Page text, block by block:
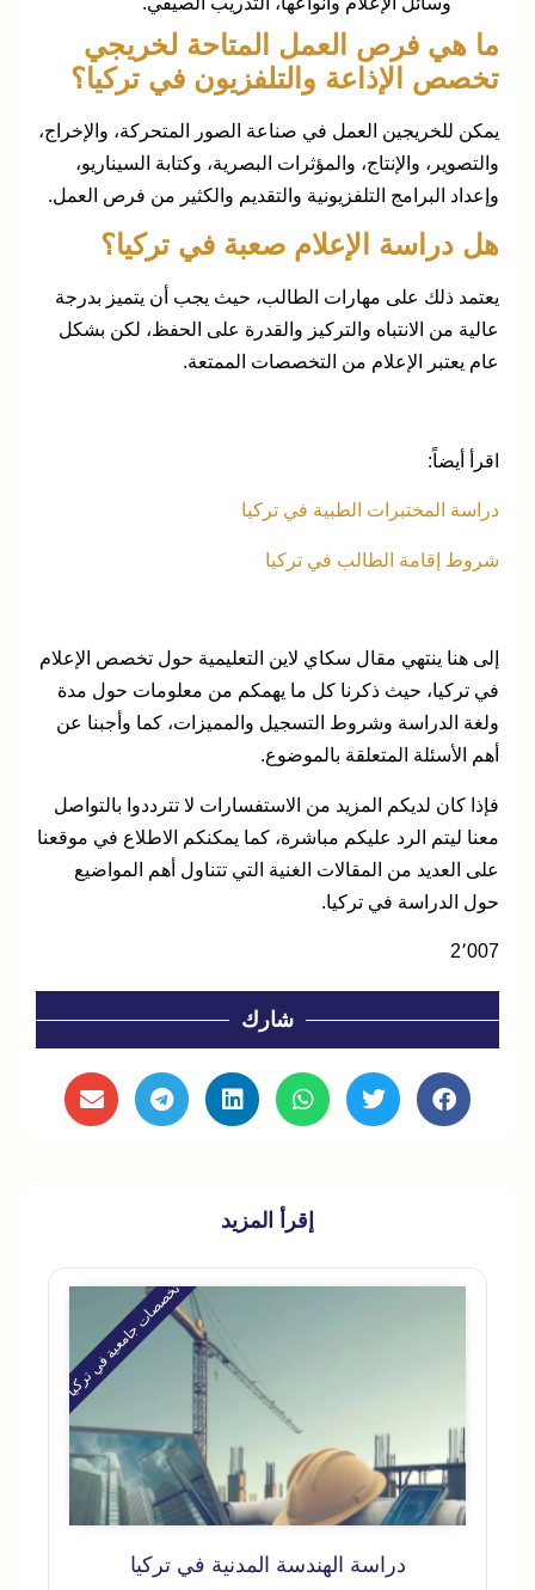
ما هي فرص العمل المتاحة لخريجي
تخصص الإذاعة والتلفزيون في تركيا؟
يمكن للخريجين العمل في صناعة الصور المتحركة، والإخراج،
والتصوير، والإنتاج، والمؤثرات البصرية، وكتابة السيناريو،
وإعداد البرامج التلفزيونية والتقديم والكثير من فرص العمل.
هل دراسة الإعلام صعبة في تركيا؟
يعتمد ذلك على مهارات الطالب، حيث يجب أن يتميز بدرجة
عالية من الانتباه والتركيز والقدرة على الحفظ، لكن بشكل
عام يعتبر الإعلام من التخصصات الممتعة.
اقرأ أيضاً:
دراسة المختبرات الطبية في تركيا
شروط إقامة الطالب في تركيا
إلى هنا ينتهي مقال سكاي لاين التعليمية حول تخصص الإعلام
في تركيا، حيث ذكرنا كل ما يهمكم من معلومات حول مدة
ولغة الدراسة وشروط التسجيل والمميزات، كما وأجبنا عن
أهم الأسئلة المتعلقة بالموضوع.
فإذا كان لديكم المزيد من الاستفسارات لا تترددوا بالتواصل
معنا ليتم الرد عليكم مباشرة، كما يمكنكم الاطلاع في موقعنا
على العديد من المقالات الغنية التي تتناول أهم المواضيع
حول الدراسة في تركيا.
2٬007
شارك
إقرأ المزيد
تخصصات جامعية في تركيا
دراسة الهندسة المدنية في تركيا